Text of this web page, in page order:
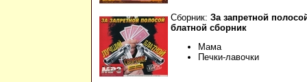
Сборник: За запретной
блатной сборник
Мама
Печки-лавочки